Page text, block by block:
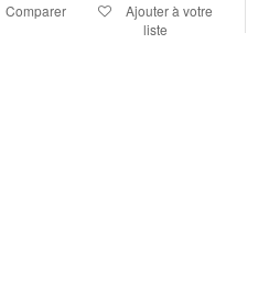
Comparer
Ajouter à votre
liste